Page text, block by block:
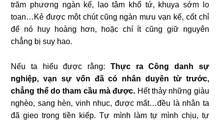
trăm phương ngàn kế, lao tâm khổ tứ, khuya sớm lo
toan…Kẻ được một chút cũng ngàn mưu vạn kế, cốt chỉ
để nó huy hoàng hơn, hoặc chí ít cũng giữ nguyên
chẳng bị suy hao.
Nếu ta hiểu được rằng: Thực ra Công danh sự
nghiệp, vạn sự vốn đã có nhân duyên từ trước,
chẳng thể do tham cầu mà được. Hết thảy những giàu
nghèo, sang hèn, vinh nhục, được mất…đều là nhân ta
đã gieo trong tiền kiếp. Tự mình làm tự mình chịu, tự